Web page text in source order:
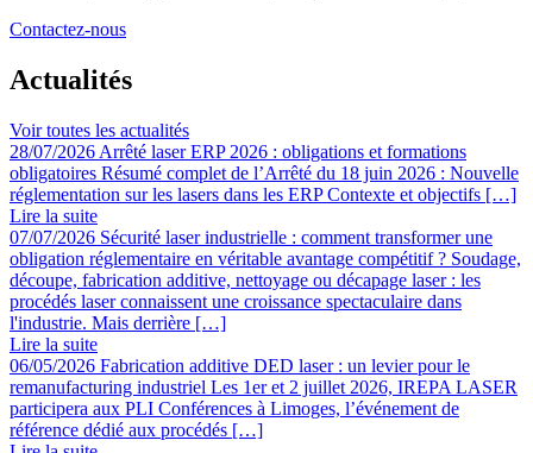
Contactez-nous
Actualités
Voir toutes les actualités
28/07/2026 Arrêté laser ERP 2026 : obligations et formations
obligatoires Résumé complet de l’Arrêté du 18 juin 2026 : Nouvelle
réglementation sur les lasers dans les ERP Contexte et objectifs […]
Lire la suite
07/07/2026 Sécurité laser industrielle : comment transformer une
obligation réglementaire en véritable avantage compétitif ? Soudage,
découpe, fabrication additive, nettoyage ou décapage laser : les
procédés laser connaissent une croissance spectaculaire dans
l'industrie. Mais derrière […]
Lire la suite
06/05/2026 Fabrication additive DED laser : un levier pour le
remanufacturing industriel Les 1er et 2 juillet 2026, IREPA LASER
participera aux PLI Conférences à Limoges, l’événement de
référence dédié aux procédés […]